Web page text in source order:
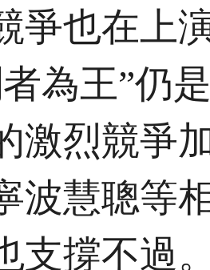
爭也在上
為王”仍
激烈競爭
波慧聰等
支撐不過